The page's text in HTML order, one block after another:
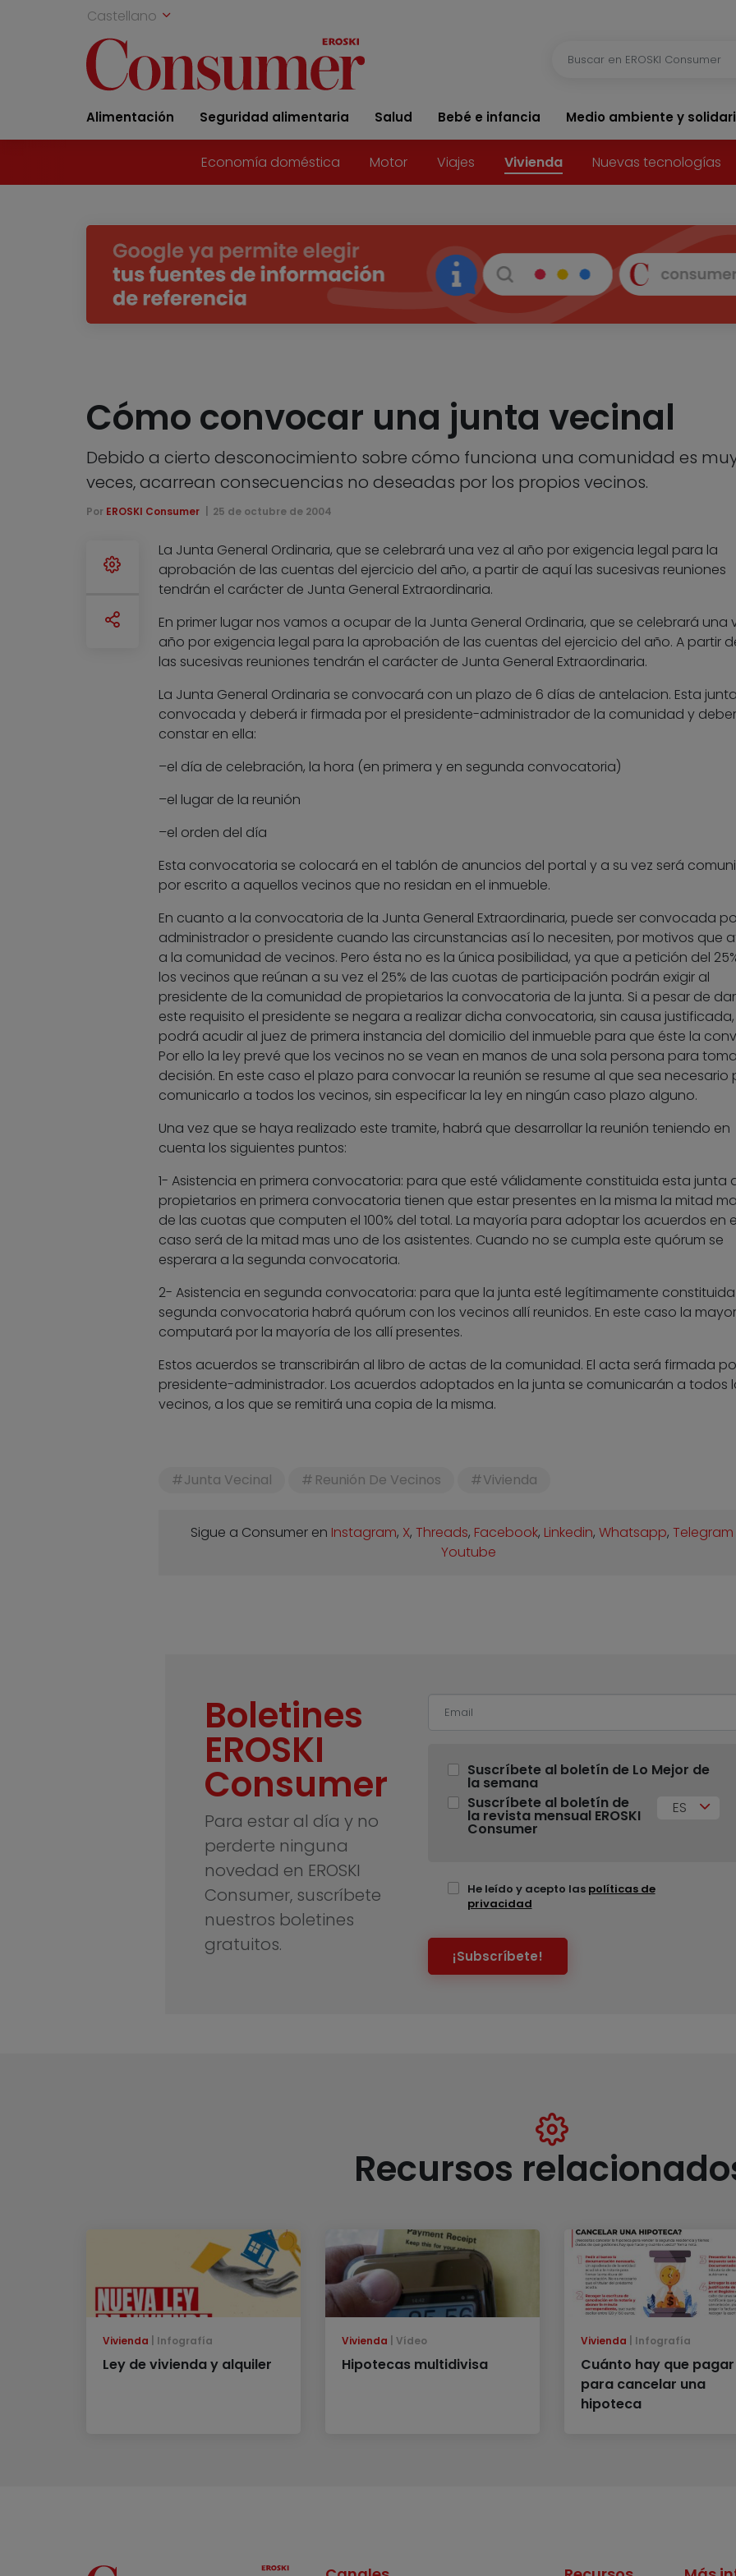
Castellano
Alimentación Seguridad alimentaria Salud Bebé e infancia Medio ambiente y
Economía doméstica Motor Viajes Vivienda Nuevas tecnologías
Cómo convocar una junta vecinal
Debido a cierto desconocimiento sobre cómo funciona una comunidad es
veces, acarrean consecuencias no deseadas por los propios vecinos.
Por EROSKI Consumer 25 de octubre de 2004
La Junta General Ordinaria, que se celebrará una vez al año por exigencia legal para la
aprobación de las cuentas del ejercicio del año, a partir de aquí las sucesivas reuniones
tendrán el carácter de Junta General Extraordinaria.
En primer lugar nos vamos a ocupar de la Junta General Ordinaria, que se celebrará una
año por exigencia legal para la aprobación de las cuentas del ejercicio del año. A partir
las sucesivas reuniones tendrán el carácter de Junta General Extraordinaria.
La Junta General Ordinaria se convocará con un plazo de 6 días de antelacion. Esta
convocada y deberá ir firmada por el presidente-administrador de la comunidad y
constar en ella:
–el día de celebración, la hora (en primera y en segunda convocatoria)
–el lugar de la reunión
–el orden del día
Esta convocatoria se colocará en el tablón de anuncios del portal y a su vez será
por escrito a aquellos vecinos que no residan en el inmueble.
En cuanto a la convocatoria de la Junta General Extraordinaria, puede ser convocada
administrador o presidente cuando las circunstancias así lo necesiten, por motivos que
a la comunidad de vecinos. Pero ésta no es la única posibilidad, ya que a petición del
los vecinos que reúnan a su vez el 25% de las cuotas de participación podrán exigir al
presidente de la comunidad de propietarios la convocatoria de la junta. Si a pesar de
este requisito el presidente se negara a realizar dicha convocatoria, sin causa
podrá acudir al juez de primera instancia del domicilio del inmueble para que éste la
Por ello la ley prevé que los vecinos no se vean en manos de una sola persona para
decisión. En este caso el plazo para convocar la reunión se resume al que sea necesario
comunicarlo a todos los vecinos, sin especificar la ley en ningún caso plazo alguno.
Una vez que se haya realizado este tramite, habrá que desarrollar la reunión teniendo en
cuenta los siguientes puntos:
1- Asistencia en primera convocatoria: para que esté válidamente constituida esta junta
propietarios en primera convocatoria tienen que estar presentes en la misma la mitad
de las cuotas que computen el 100% del total. La mayoría para adoptar los acuerdos en
caso será de la mitad mas uno de los asistentes. Cuando no se cumpla este quórum se
esperara a la segunda convocatoria.
2- Asistencia en segunda convocatoria: para que la junta esté legítimamente
segunda convocatoria habrá quórum con los vecinos allí reunidos. En este caso la
computará por la mayoría de los allí presentes.
Estos acuerdos se transcribirán al libro de actas de la comunidad. El acta será firmada
presidente-administrador. Los acuerdos adoptados en la junta se comunicarán a todos
vecinos, a los que se remitirá una copia de la misma.
Junta Vecinal Reunión De Vecinos Vivienda
Sigue a Consumer en Instagram, X,Threads, Facebook, Linkedin,Whatsapp,Telegram
Youtube
Boletines
EROSKI
Consumer
Para estar al día y no
perderte ninguna
novedad en EROSKI
Consumer, suscríbete
nuestros boletines
gratuitos.
Suscríbete al boletín de Lo Mejor de
la semana
Suscríbete al boletín de
la revista mensual EROSKI
Consumer
ES
He leído y acepto las políticas de
privacidad
¡Subscríbete!
Recursos
Vivienda Infografía
Ley de vivienda y alquiler
Vivienda Vídeo
Hipotecas multidivisa
Vivienda Infografía
Cuánto hay que pagar
para cancelar una
hipoteca